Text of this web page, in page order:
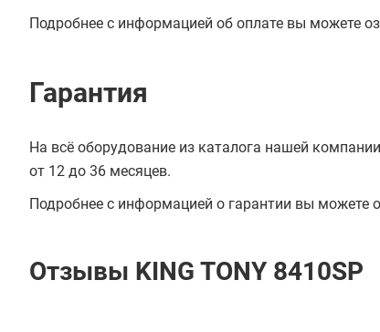
Подробнее с информацией об оплате вы можете
Гарантия
На всё оборудование из каталога нашей
от 12 до 36 месяцев.
Подробнее с информацией о гарантии вы можете
Отзывы KING TONY 8410SP